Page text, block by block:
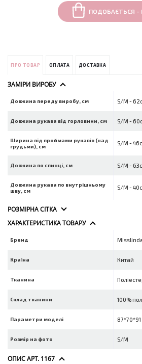
ПОДОБАЄТЬСЯ -
ПРО ТОВАР ОПЛАТА ДОСТАВКА
ЗАМІРИ ВИРОБУ
Довжина переду виробу, см S/M -
Довжина рукава від горловини, см S/M -
Ширина під проймами рукавів (над
грудьми), см
S/M -
Довжина по спинці, см S/M -
Довжина рукава по внутрішньому
шву, см
S/M -
РОЗМІРНА СІТКА
ХАРАКТЕРИСТИКА ТОВАРУ
Бренд
Країна Китай
Тканина
Склад тканини 100%
Параметри моделі 87*70*91
Розмір на фото S/M
ОПИС АРТ. 1167